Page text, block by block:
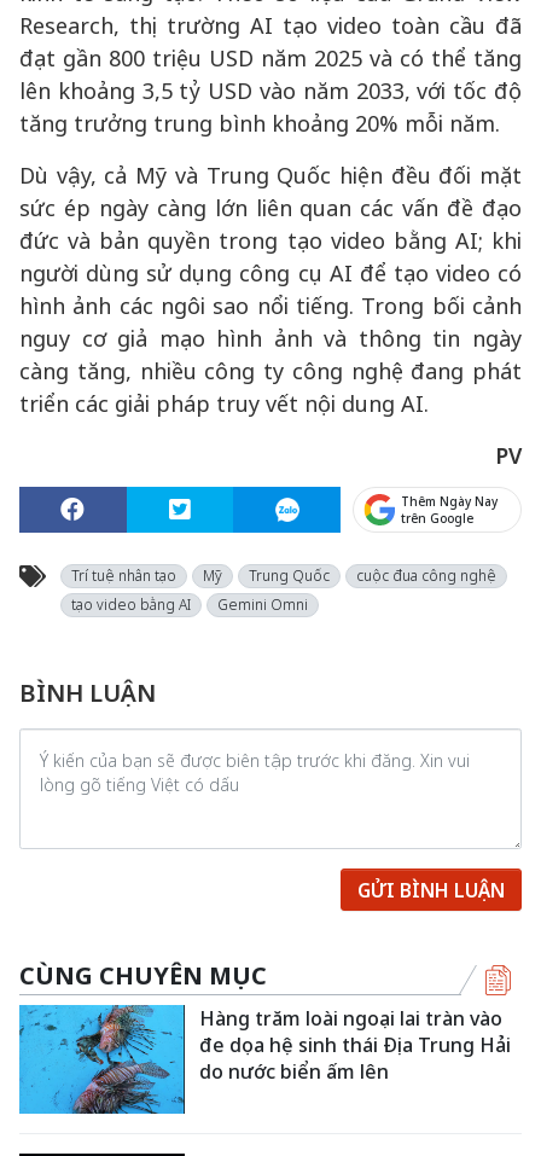
Research, thị trường AI tạo video toàn cầu đã
đạt gần 800 triệu USD năm 2025 và có thể tăng
lên khoảng 3,5 tỷ USD vào năm 2033, với tốc độ
tăng trưởng trung bình khoảng 20% mỗi năm.
Dù vậy, cả Mỹ và Trung Quốc hiện đều đối mặt
sức ép ngày càng lớn liên quan các vấn đề đạo
đức và bản quyền trong tạo video bằng AI; khi
người dùng sử dụng công cụ AI để tạo video có
hình ảnh các ngôi sao nổi tiếng. Trong bối cảnh
nguy cơ giả mạo hình ảnh và thông tin ngày
càng tăng, nhiều công ty công nghệ đang phát
triển các giải pháp truy vết nội dung AI.
PV
Thêm Ngày Nay
trên Google
Trí tuệ nhân tạo Mỹ Trung Quốc
cuộc đua công nghệ
tạo video bằng AI
Gemini Omni
BÌNH LUẬN
GỬI BÌNH LUẬN
CÙNG CHUYÊN MỤC
Hàng trăm loài ngoại lai tràn vào
đe dọa hệ sinh thái Địa Trung Hải
do nước biển ấm lên